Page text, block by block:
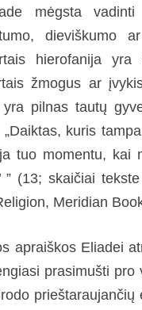
mėgsta
dieviškumo ar
hierofanija
žmogus ar
pilnas tautų
kuris
tuo momentu, kai
” (13; skaičiai
Meridian
apraiškos Eliadei
prasimušti pro